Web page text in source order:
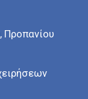
Προπανίου